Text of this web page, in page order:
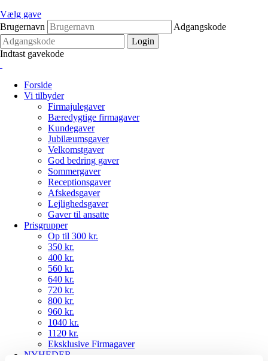
Vælg gave
Brugernavn
Adgangskode
Login
Indtast gavekode
Forside
Vi tilbyder
Firmajulegaver
Bæredygtige firmagaver
Kundegaver
Jubilæumsgaver
Velkomstgaver
God bedring gaver
Sommergaver
Receptionsgaver
Afskedsgaver
Lejlighedsgaver
Gaver til ansatte
Prisgrupper
Op til 300 kr.
350 kr.
400 kr.
560 kr.
640 kr.
720 kr.
800 kr.
960 kr.
1040 kr.
1120 kr.
Eksklusive Firmagaver
NYHEDER